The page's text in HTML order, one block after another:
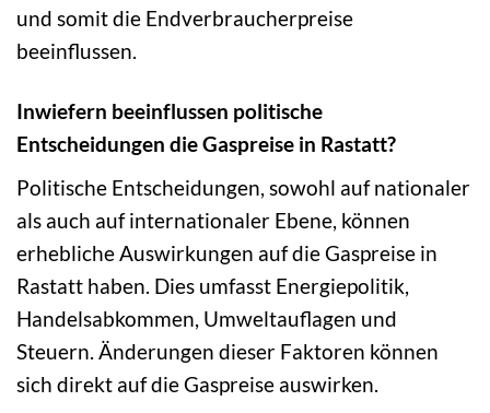
und somit die Endverbraucherpreise
beeinflussen.
Inwiefern beeinflussen politische
Entscheidungen die Gaspreise in Rastatt?
Politische Entscheidungen, sowohl auf nationaler
als auch auf internationaler Ebene, können
erhebliche Auswirkungen auf die Gaspreise in
Rastatt haben. Dies umfasst Energiepolitik,
Handelsabkommen, Umweltauflagen und
Steuern. Änderungen dieser Faktoren können
sich direkt auf die Gaspreise auswirken.